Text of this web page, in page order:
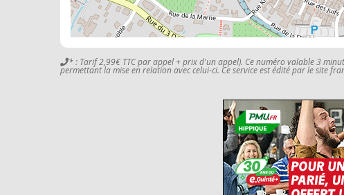
* : Tarif 2,99€ TTC par appel + prix d'un appel). Ce numéro valable 3
permettant la mise en relation avec celui-ci. Ce service est édité par le site